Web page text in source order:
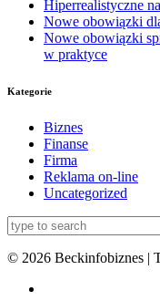
Hiperrealistyczne
Nowe obowiązki
Nowe obowiązki
w praktyce
Kategorie
Biznes
Finanse
Firma
Reklama on-line
Uncategorized
© 2026 Beckinfobiznes |